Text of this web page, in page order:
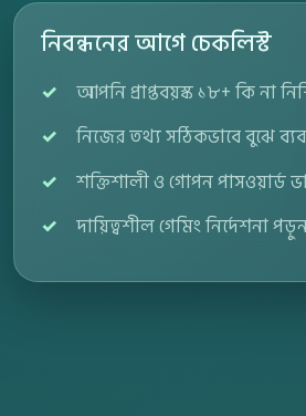
নিবন্ধনের আগে চেকলিস্ট
আপনি প্রাপ্তবয়স্ক ১৮+ কি না
নিজের তথ্য সঠিকভাবে বুঝে
শক্তিশালী ও গোপন পাসওয়ার্ড
দায়িত্বশীল গেমিং নির্দেশনা